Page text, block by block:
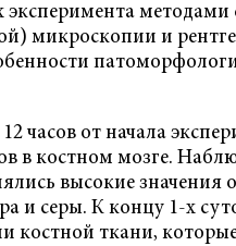
методами
микроскопии и
часов от начала
в костном мозге.
высокие значения
и серы. К концу 1-х
костной ткани,